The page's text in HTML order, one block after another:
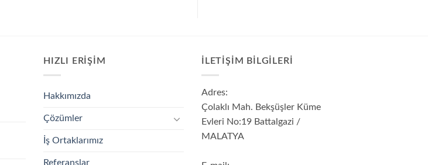
HIZLI ERIŞIM
Hakkımızda
Çözümler
İş Ortaklarımız
Referanslar
İLETIŞIM BILGILERI
Adres:
Çolaklı Mah. Bekşüşler Küme
Evleri No:19 Battalgazi /
MALATYA